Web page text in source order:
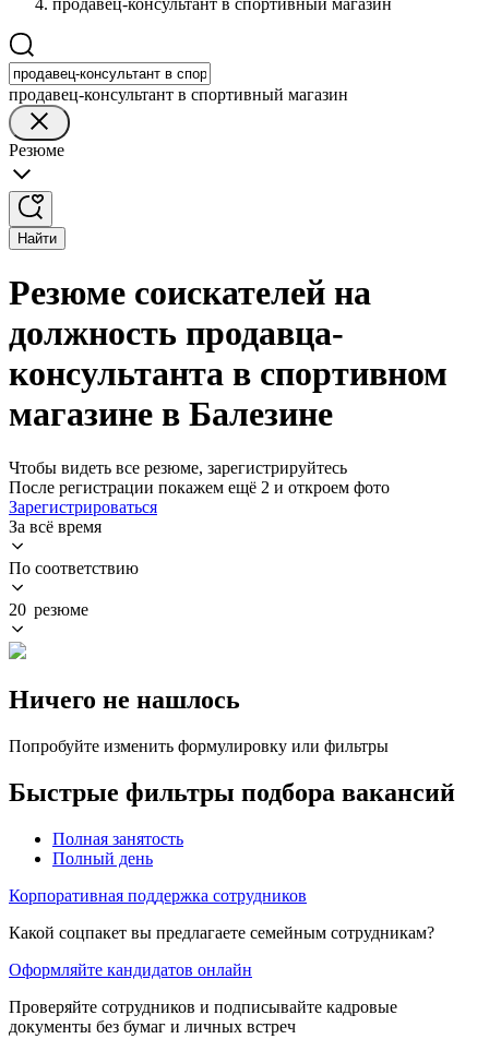
продавец-консультант в спортивный магазин
продавец-консультант в спортивный магазин
Резюме
Найти
Резюме соискателей на
должность продавца-
консультанта в спортивном
магазине в Балезине
Чтобы видеть все резюме, зарегистрируйтесь
После регистрации покажем ещё 2 и откроем фото
Зарегистрироваться
За всё время
По соответствию
20 резюме
Ничего не нашлось
Попробуйте изменить формулировку или фильтры
Быстрые фильтры подбора вакансий
Полная занятость
Полный день
Корпоративная поддержка сотрудников
Какой соцпакет вы предлагаете семейным сотрудникам?
Оформляйте кандидатов онлайн
Проверяйте сотрудников и подписывайте кадровые
документы без бумаг и личных встреч